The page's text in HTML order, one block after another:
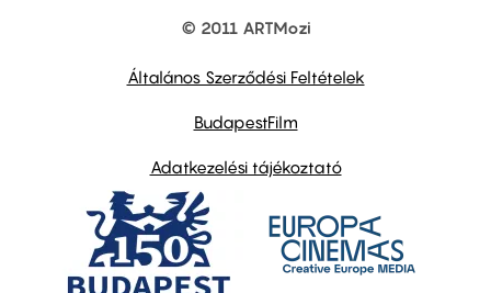
© 2011 ARTMozi
Általános Szerződési Feltételek
BudapestFilm
Adatkezelési tájékoztató